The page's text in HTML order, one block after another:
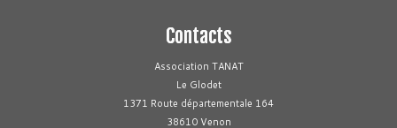
Contacts
Association TANAT
Le Glodet
1371 Route départementale 164
38610 Venon